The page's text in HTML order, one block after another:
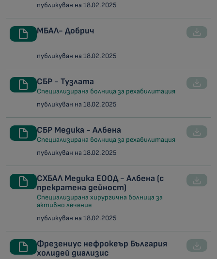
публикуван на 18.02.2025
МБАЛ- Добрич
публикуван на 18.02.2025
СБР - Тузлата
Специализирана болница за рехабилитация
публикуван на 18.02.2025
СБР Медика - Албена
Специализирана болница за рехабилитация
публикуван на 18.02.2025
СХБАЛ Медика ЕООД - Албена (с
прекратена дейност)
Специализирана хирургична болница за
активно лечение
публикуван на 18.02.2025
Фрезениус нефрокеър България
холидей диализис